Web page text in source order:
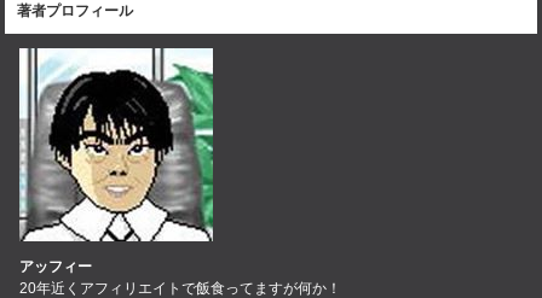
著者プロフィール
アッフィー
20年近くアフィリエイトで飯食ってますが何か！